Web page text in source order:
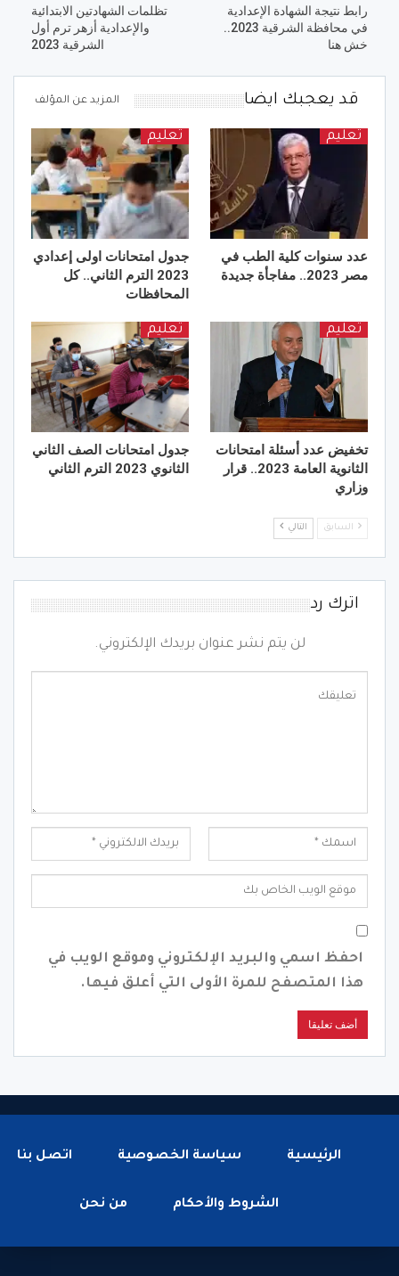
رابط نتيجة الشهادة الإعدادية
في محافظة الشرقية 2023..
خش هنا
تظلمات الشهادتين الابتدائية
والإعدادية أزهر ترم أول
الشرقية 2023
قد يعجبك ايضا المزيد عن المؤلف
تعليم
عدد سنوات كلية الطب في
مصر 2023.. مفاجأة جديدة
تعليم
جدول امتحانات اولى إعدادي
2023 الترم الثاني.. كل
المحافظات
تعليم
تخفيض عدد أسئلة امتحانات
الثانوية العامة 2023.. قرار
وزاري
تعليم
جدول امتحانات الصف الثاني
الثانوي 2023 الترم الثاني
السابق التالي
اترك رد
لن يتم نشر عنوان بريدك الإلكتروني.
احفظ اسمي والبريد الإلكتروني وموقع الويب في
هذا المتصفح للمرة الأولى التي أعلق فيها.
الرئيسية سياسة الخصوصية اتصل بنا
الشروط والأحكام من نحن